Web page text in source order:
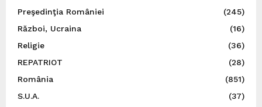
Preşedinţia României
(245)
Război, Ucraina
(16)
Religie
(36)
REPATRIOT
(28)
România
(851)
S.U.A.
(37)